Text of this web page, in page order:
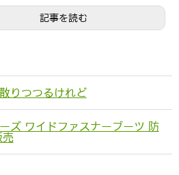
記事を読む
りつつるけれど
ズ ワイドファスナーブーツ 防
売